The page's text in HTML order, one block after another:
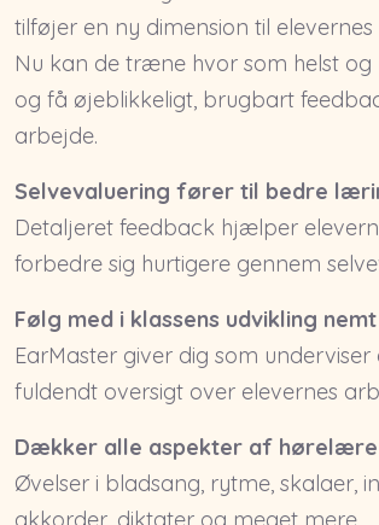
tilføjer en ny dimension til
Nu kan de træne hvor som helst og
og få øjeblikkeligt, brugbart
arbejde.
Selvevaluering fører til bedre
Detaljeret feedback hjælper
forbedre sig hurtigere gennem
Følg med i klassens udvikling
EarMaster giver dig som
fuldendt oversigt over elevernes
Dækker alle aspekter af hørelære
Øvelser i bladsang, rytme, skalaer,
akkorder, diktater og meget mere.